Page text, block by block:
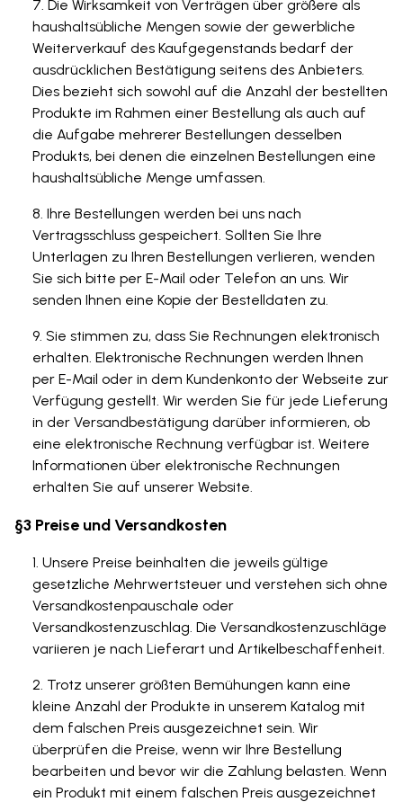
Die Wirksamkeit von Verträgen über größere als
haushaltsübliche Mengen sowie der gewerbliche
Weiterverkauf des Kaufgegenstands bedarf der
ausdrücklichen Bestätigung seitens des Anbieters.
Dies bezieht sich sowohl auf die Anzahl der bestellten
Produkte im Rahmen einer Bestellung als auch auf
die Aufgabe mehrerer Bestellungen desselben
Produkts, bei denen die einzelnen Bestellungen eine
haushaltsübliche Menge umfassen.
Ihre Bestellungen werden bei uns nach
Vertragsschluss gespeichert. Sollten Sie Ihre
Unterlagen zu Ihren Bestellungen verlieren, wenden
Sie sich bitte per E-Mail oder Telefon an uns. Wir
senden Ihnen eine Kopie der Bestelldaten zu.
Sie stimmen zu, dass Sie Rechnungen elektronisch
erhalten. Elektronische Rechnungen werden Ihnen
per E-Mail oder in dem Kundenkonto der Webseite zur
Verfügung gestellt. Wir werden Sie für jede Lieferung
in der Versandbestätigung darüber informieren, ob
eine elektronische Rechnung verfügbar ist. Weitere
Informationen über elektronische Rechnungen
erhalten Sie auf unserer Website.
§3 Preise und Versandkosten
Unsere Preise beinhalten die jeweils gültige
gesetzliche Mehrwertsteuer und verstehen sich ohne
Versandkostenpauschale oder
Versandkostenzuschlag. Die Versandkostenzuschläge
variieren je nach Lieferart und Artikelbeschaffenheit.
Trotz unserer größten Bemühungen kann eine
kleine Anzahl der Produkte in unserem Katalog mit
dem falschen Preis ausgezeichnet sein. Wir
überprüfen die Preise, wenn wir Ihre Bestellung
bearbeiten und bevor wir die Zahlung belasten. Wenn
ein Produkt mit einem falschen Preis ausgezeichnet